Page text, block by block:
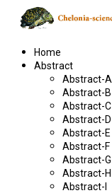
Home
Abstract
Abstract-A
Abstract-B
Abstract-C
Abstract-D
Abstract-E
Abstract-F
Abstract-G
Abstract-H
Abstract-I